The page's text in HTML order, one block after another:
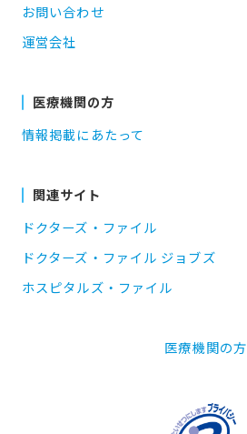
お問い合わせ
運営会社
医療機関の方
情報掲載にあたって
関連サイト
ドクターズ・ファイル
ドクターズ・ファイル ジョブズ
ホスピタルズ・ファイル
医療機関の